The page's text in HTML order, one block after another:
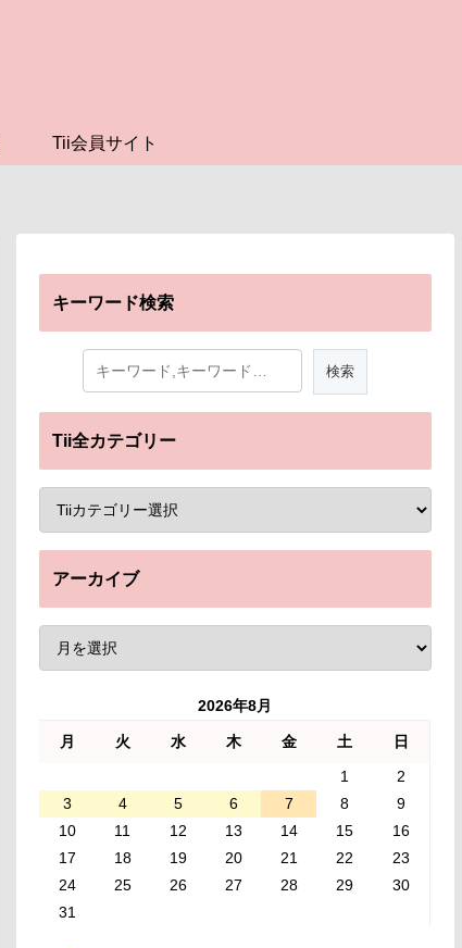
Tii会員サイト
キーワード検索
Tii全カテゴリー
アーカイブ
2026年8月
月 火 水 木 金 土
日
1
2
3
4 5 6 7 8
9
10
11 12 13 14 15
16
17
18 19 20 21 22
23
24
25 26 27 28 29
30
31